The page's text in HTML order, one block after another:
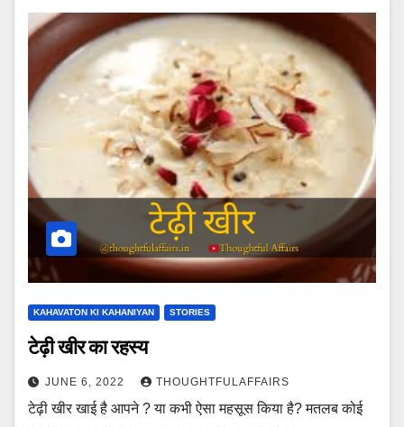
KAHAVATON KI KAHANIYAN STORIES
टेढ़ी खीर का रहस्य
JUNE 6, 2022 THOUGHTFULAFFAIRS
टेढ़ी खीर खाई है आपने ? या कभी ऐसा महसूस किया है? मतलब कोई